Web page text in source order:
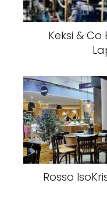
Keksi &
Rosso